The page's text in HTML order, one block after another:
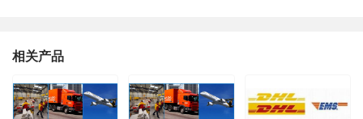
相关产品